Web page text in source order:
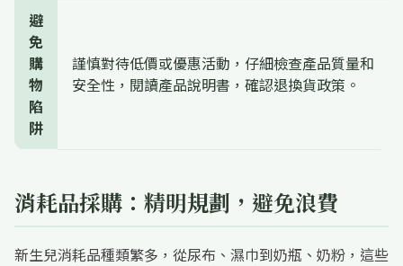
避
免
購
物
陷
阱
謹慎對待低價或優惠活動，仔細檢查產品質量和
安全性，閱讀產品說明書，確認退換貨政策。
消耗品採購：精明規劃，避免浪費
新生兒消耗品種類繁多，從尿布、濕巾到奶瓶、奶粉，這些